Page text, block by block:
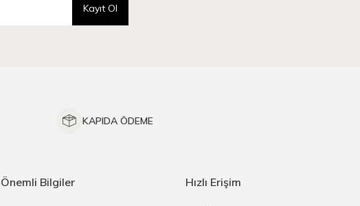
Kayıt Ol
KAPIDA ÖDEME
Önemli Bilgiler Hızlı Erişim